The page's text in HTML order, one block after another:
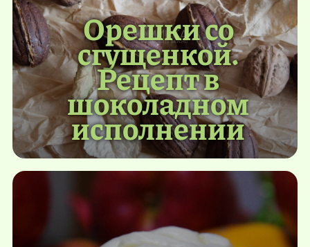
Орешки со
сгущенкой.
Рецепт в
шоколадном
исполнении